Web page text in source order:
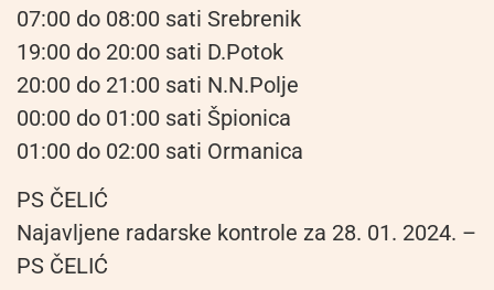
07:00 do 08:00 sati Srebrenik
19:00 do 20:00 sati D.Potok
20:00 do 21:00 sati N.N.Polje
00:00 do 01:00 sati Špionica
01:00 do 02:00 sati Ormanica
PS ČELIĆ
Najavljene radarske kontrole za 28. 01. 2024. –
PS ČELIĆ